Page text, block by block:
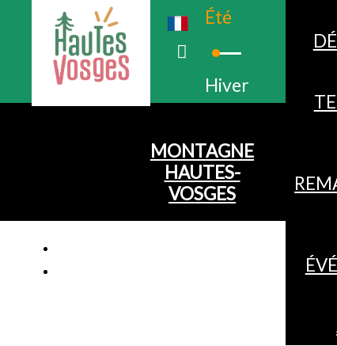
Été
Hiver
MONTAGNE
HAUTES-
VOSGES